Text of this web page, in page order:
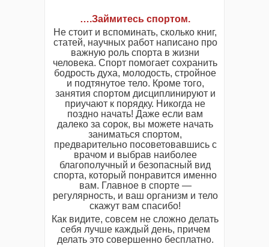
….Займитесь спортом.
Не стоит и вспоминать, сколько книг,
статей, научных работ написано про
важную роль спорта в жизни
человека. Спорт помогает сохранить
бодрость духа, молодость, стройное
и подтянутое тело. Кроме того,
занятия спортом дисциплинируют и
приучают к порядку. Никогда не
поздно начать! Даже если вам
далеко за сорок, вы можете начать
заниматься спортом,
предварительно посоветовавшись с
врачом и выбрав наиболее
благополучный и безопасный вид
спорта, который понравится именно
вам. Главное в спорте —
регулярность, и ваш организм и тело
скажут вам спасибо!
Как видите, совсем не сложно делать
себя лучше каждый день, причем
делать это совершенно бесплатно.